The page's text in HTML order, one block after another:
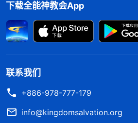
下载全能神教会App
联系我们
+886-978-777-179
info@kingdomsalvation.org